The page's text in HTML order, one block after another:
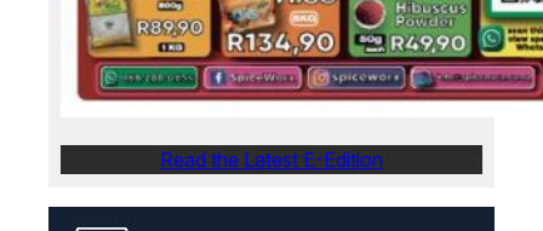
Read the Latest E-Edition